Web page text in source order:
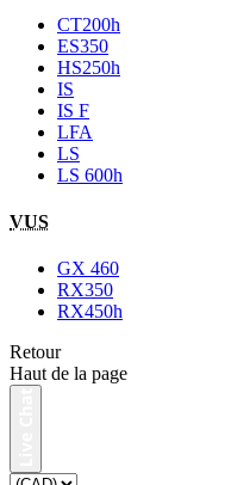
CT200h
ES350
HS250h
IS
IS F
LFA
LS
LS 600h
VUS
GX 460
RX350
RX450h
Retour
Haut de la page